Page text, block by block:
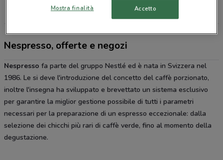
Tutti i negozi Nespresso
Nespresso, offerte e negozi
Nespresso fa parte del gruppo Nestlé ed è nata in Svizzera nel
1986. Le si deve l'introduzione del concetto del caffè porzionato,
inoltre l'insegna ha sviluppato e brevettato un sistema esclusivo
per garantire la miglior gestione possibile di tutti i parametri
necessari per la preparazione di un espresso eccezionale: dalla
selezione dei chicchi più rari di caffè verde, fino al momento della
degustazione.
Mostra finalità Accetto